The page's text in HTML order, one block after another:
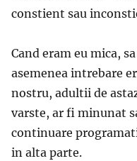
constient sau
Cand eram eu mica,
asemenea intrebare
nostru, adultii de
varste, ar fi minunat
continuare
in alta parte.